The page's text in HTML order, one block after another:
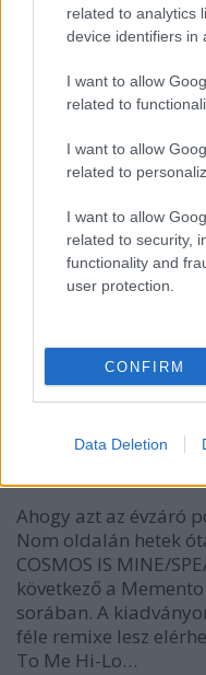
related to analytics
device identifiers in
I want to allow
related to
I want to allow
related to
I want to allow
related to security,
functionality and
user protection.
CONFIRM
Data Deletion
Ahogy azt az évzáró
Nom oldalán hetek
COSMOS IS MINE/
következő a
sorában. A
féle remixe lesz
To Me Hi-Lo…